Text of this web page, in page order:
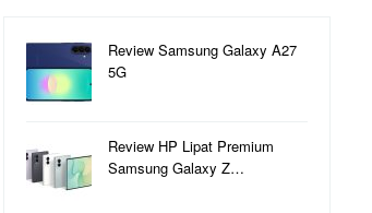
Review Samsung Galaxy A27
5G
Review HP Lipat Premium
Samsung Galaxy Z…